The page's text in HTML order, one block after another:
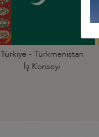
Türkiye - Türkmenistan
İş Konseyi